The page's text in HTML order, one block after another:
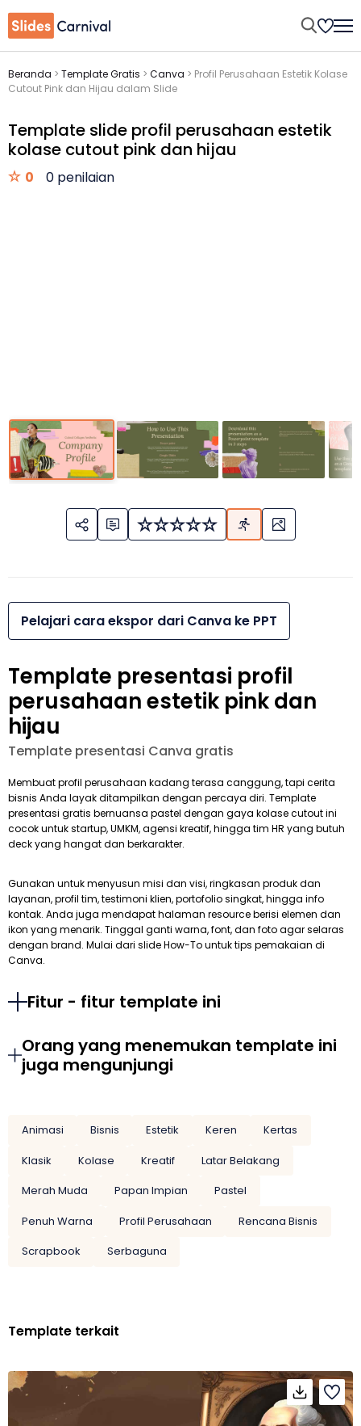
Beranda > Template Gratis > Canva > Profil Perusahaan Estetik Kolase
Cutout Pink dan Hijau dalam Slide
Template slide profil perusahaan estetik
kolase cutout pink dan hijau
0 0 penilaian
Pelajari cara ekspor dari Canva ke PPT
Template presentasi profil
perusahaan estetik pink dan
hijau
Template presentasi Canva gratis
Membuat profil perusahaan kadang terasa canggung, tapi cerita
bisnis Anda layak ditampilkan dengan percaya diri. Template
presentasi gratis bernuansa pastel dengan gaya kolase cutout ini
cocok untuk startup, UMKM, agensi kreatif, hingga tim HR yang butuh
deck yang hangat dan berkarakter.
Gunakan untuk menyusun misi dan visi, ringkasan produk dan
layanan, profil tim, testimoni klien, portofolio singkat, hingga info
kontak. Anda juga mendapat halaman resource berisi elemen dan
ikon yang menarik. Tinggal ganti warna, font, dan foto agar selaras
dengan brand. Mulai dari slide How-To untuk tips pemakaian di
Canva.
Fitur - fitur template ini
Orang yang menemukan template ini
juga mengunjungi
Animasi Bisnis Estetik Keren
Kertas
Klasik
Kolase Kreatif
Latar Belakang
Merah Muda
Papan Impian
Pastel
Penuh Warna
Profil Perusahaan
Rencana Bisnis
Scrapbook
Serbaguna
Template terkait